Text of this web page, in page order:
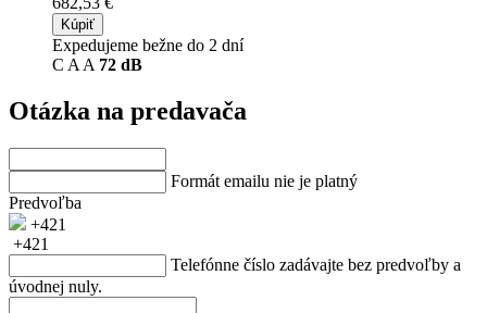
Kúpiť
Expedujeme bežne do 2 dní
C AA 72 dB
Otázka na predavača
Formát emailu nie je platný
Predvoľba
+421
+421
Telefónne číslo zadávajte bez predvoľby a
úvodnej nuly.